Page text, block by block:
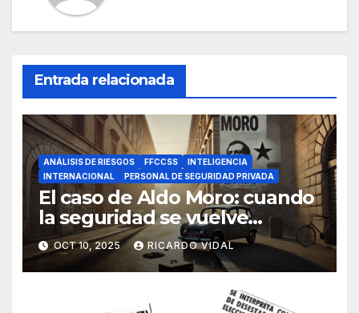
Entrada relacionada
ANÁLISIS DE RIESGOS FFCCSS
INTELIGENCIA
INTERNACIONAL
PERSONAL DE SEGURIDAD PRIVADA
El caso de Aldo Moro: cuando
la seguridad se vuelve
imposible
OCT 10, 2025 RICARDO VIDAL